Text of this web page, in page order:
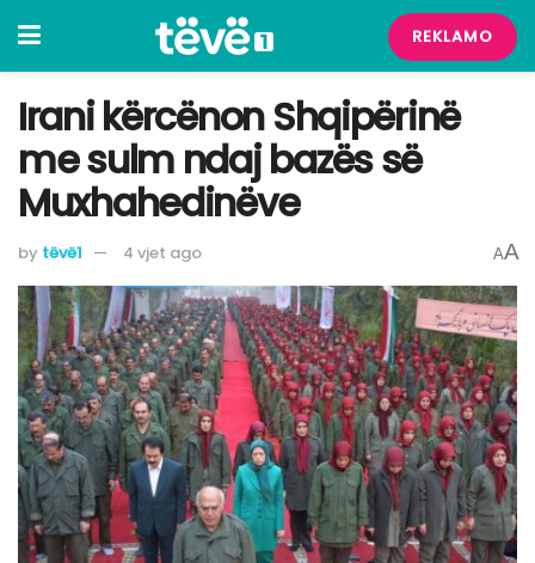
REKLAMO
Irani kërcënon Shqipërinë
me sulm ndaj bazës së
Muxhahedinëve
by tëvë1 4 vjet ago AA